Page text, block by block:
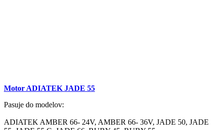
Motor ADIATEK JADE 55
Pasuje do modelov:
ADIATEK AMBER 66- 24V, AMBER 66- 36V, JADE 50, JADE